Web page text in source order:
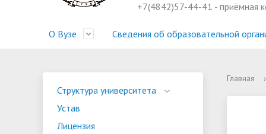
+7(4842)57-44-41 - приёмная
О Вузе
Устав
Профсоюз работников
Сведения об образовательной
Оплата
Профком студентов
Конференции
Часто
Структура университета
Устав
Лицензия
Главная ›